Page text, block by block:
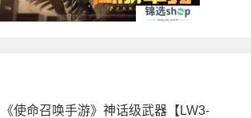
《使命召唤手游》神话级武器【LW3-